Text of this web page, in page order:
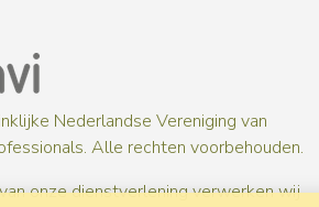
Nederlandse Vereniging van
Alle rechten voorbehouden.
onze dienstverlening verwerken wij